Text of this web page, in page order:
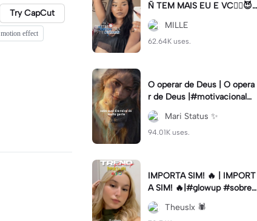
Try CapCut
effect
Ñ TEM MAIS EU E VC😮‍💨😈|
#naotemmaiseuevc #letras
dinamica #slow
MILLE
62.64K uses.
O operar de Deus | O opera
r de Deus |#motivacional#
deus#cristao#fe#viral
Mari Status ✨️
94.01K uses.
IMPORTA SIM! 🔥 | IMPORT
A SIM! 🔥|#glowup #sobre
mim #viralcut #importasi
m ✨ Theuslx 🕷️